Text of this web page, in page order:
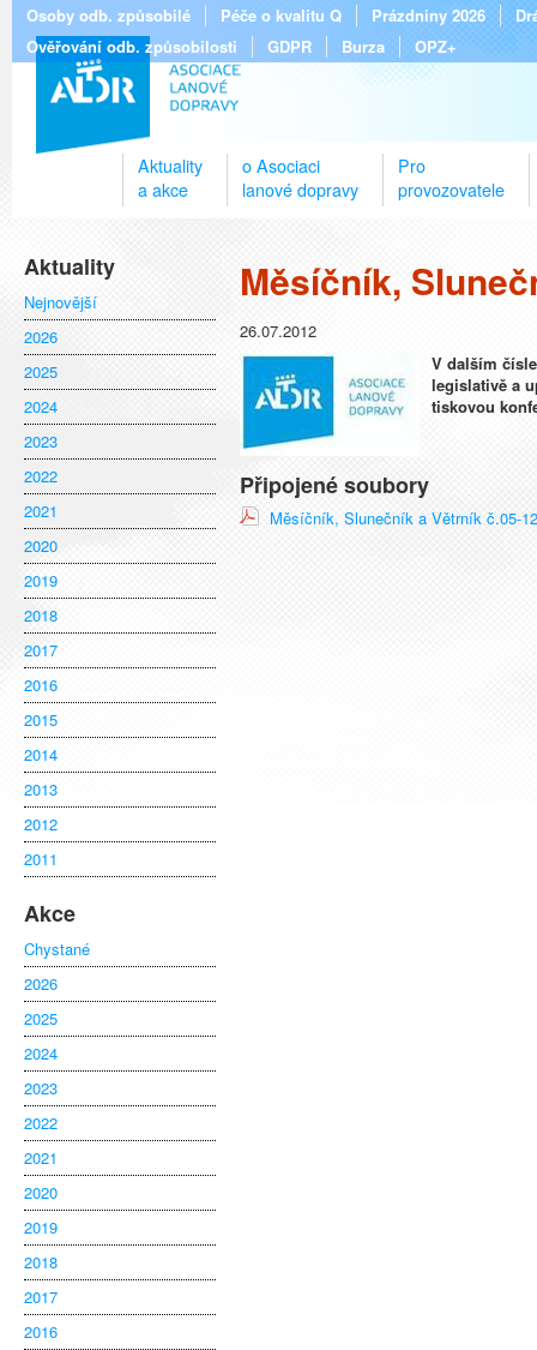
Osoby odb. způsobilé Péče o kvalitu Q Prázdniny 2026
Ověřování odb. způsobilosti
GDPR Burza OPZ+
Aktuality
a akce
o Asociaci
lanové dopravy
Pro
provozovatele
Aktuality
Nejnovější
2026
2025
2024
2023
2022
2021
2020
2019
2018
2017
2016
2015
2014
2013
2012
2011
Akce
Chystané
2026
2025
2024
2023
2022
2021
2020
2019
2018
2017
2016
Měsíčník,
26.07.2012
V dalším
legislativě a
tiskovou
Připojené soubory
Měsíčník, Slunečník a Větrník č.05-